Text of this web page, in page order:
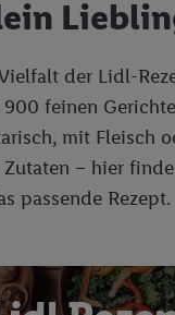
der Lidl-
feinen
mit Fleisch
Zutaten – hier
passende Rezept.